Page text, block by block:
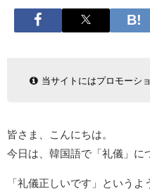
当サイトにはプロモーシ
皆さま、こんにちは。
今日は、韓国語で「礼儀」に
「礼儀正しいです」というよ